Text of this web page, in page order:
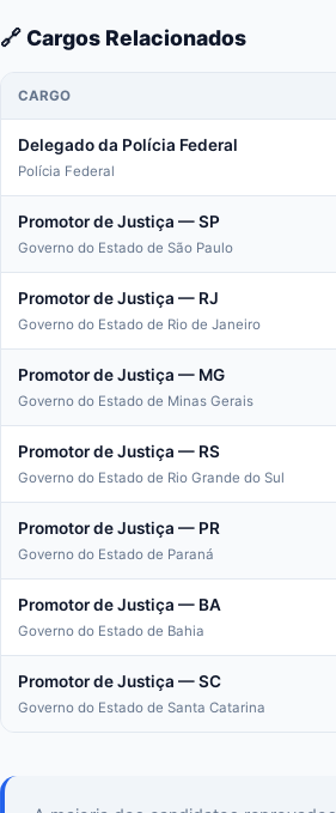
🔗 Cargos Relacionados
CARGO
Delegado da Polícia Federal
Polícia Federal
Promotor de Justiça — SP
Governo do Estado de São Paulo
Promotor de Justiça — RJ
Governo do Estado de Rio de Janeiro
Promotor de Justiça — MG
Governo do Estado de Minas Gerais
Promotor de Justiça — RS
Governo do Estado de Rio Grande do Sul
Promotor de Justiça — PR
Governo do Estado de Paraná
Promotor de Justiça — BA
Governo do Estado de Bahia
Promotor de Justiça — SC
Governo do Estado de Santa Catarina